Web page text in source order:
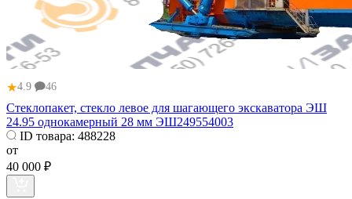
★4.9 46
Стеклопакет, стекло левое для шагающего экскаватора ЭШ
24.95 однокамерный 28 мм ЭШ249554003
ID товара: 488228
от
40 000 ₽